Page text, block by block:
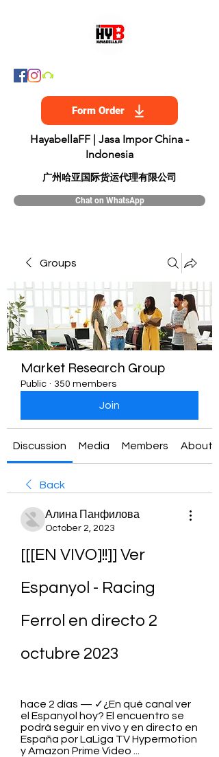
Form Order
HayabellaFF | Jasa Impor China -
Indonesia
​广州哈亚国际货运代理有限公司
Chat on WhatsApp
Groups
Market Research Group
Public · 350 members
Join
Discussion Media Members About
Back
Алина Панфилова
October 2, 2023
[[[EN VIVO]!!]] Ver
Espanyol - Racing
Ferrol en directo 2
octubre 2023
hace 2 días — ✓¿En qué canal ver
el Espanyol hoy? El encuentro se
podrá seguir en vivo y en directo en
España por LaLiga TV Hypermotion
y Amazon Prime Video ...